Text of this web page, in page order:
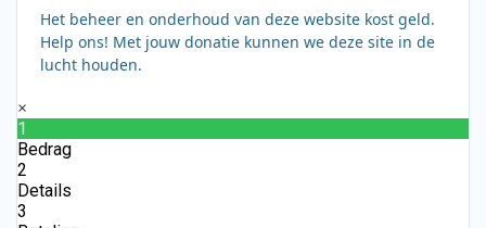
Het beheer en onderhoud van deze website kost geld.
Help ons! Met jouw donatie kunnen we deze site in de
lucht houden.